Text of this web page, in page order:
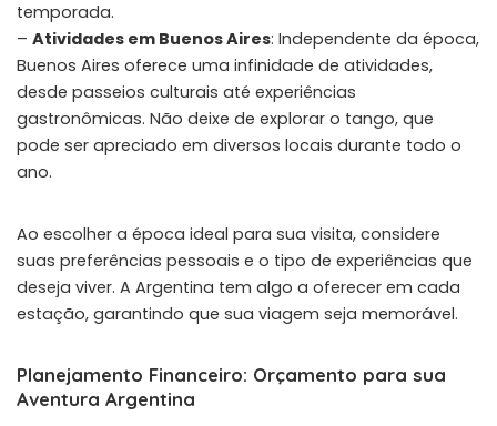
temporada.
– Atividades em Buenos Aires: Independente da época,
Buenos Aires oferece uma infinidade de atividades,
desde passeios culturais até experiências
gastronômicas. Não deixe de explorar o tango, que
pode ser apreciado em diversos locais durante todo o
ano.
Ao escolher a época ideal para sua visita, considere
suas preferências pessoais e o tipo de experiências que
deseja viver. A Argentina tem algo a oferecer em cada
estação, garantindo que sua viagem seja memorável.
Planejamento Financeiro: Orçamento para sua
Aventura Argentina